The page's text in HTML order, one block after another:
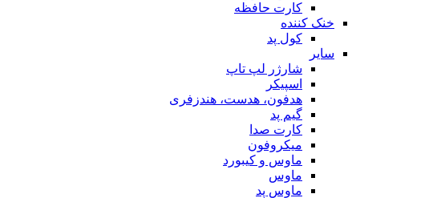
کارت حافظه
خنک کننده
کول پد
سایر
شارژر لپ تاپ
اسپیکر
هدفون، هدست، هندزفری
گیم پد
کارت صدا
میکروفون
ماوس و کیبورد
ماوس
ماوس پد